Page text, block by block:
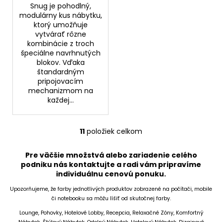
Snug je pohodlný,
modulárny kus nábytku,
ktorý umožňuje
vytvárať rôzne
kombinácie z troch
špeciálne navrhnutých
blokov. Vďaka
štandardným
pripojovacím
mechanizmom na
každej...
O
l
á
d
a
c
i
11 položiek celkom
Pre väčšie množstvá alebo zariadenie celého
podniku nás kontaktujte a radi vám pripravíme
individuálnu cenovú ponuku.
Upozorňujeme, že farby jednotlivých produktov zobrazené na počítači, mobile
či notebooku sa môžu líšiť od skutočnej farby.
Lounge, Pohovky, Hotelové Lobby, Recepcia, Relaxačné Zóny, Komfortný